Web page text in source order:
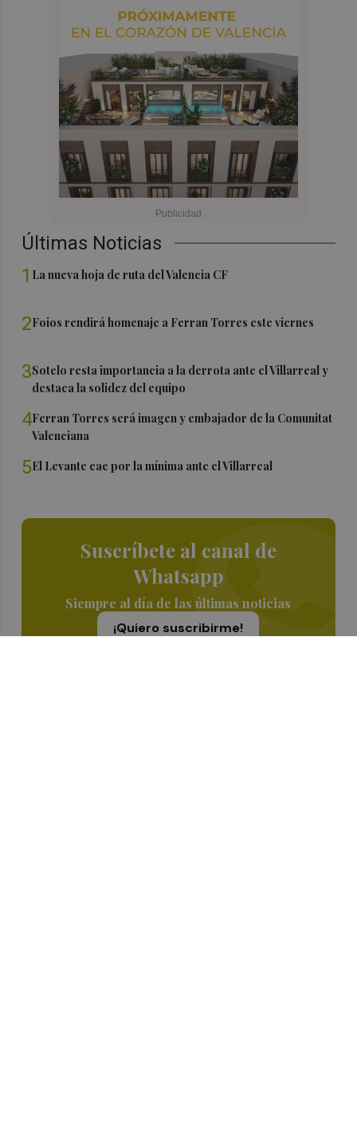
Últimas Noticias
1 La nueva hoja de ruta del Valencia CF
2Foios rendirá homenaje a Ferran Torres este viernes
3Sotelo resta importancia a la derrota ante el Villarreal y
destaca la solidez del equipo
4Ferran Torres será imagen y embajador de la Comunitat
Valenciana
5El Levante cae por la mínima ante el Villarreal
Suscríbete al canal de
Whatsapp
Siempre al día de las últimas noticias
¡Quiero suscribirme!